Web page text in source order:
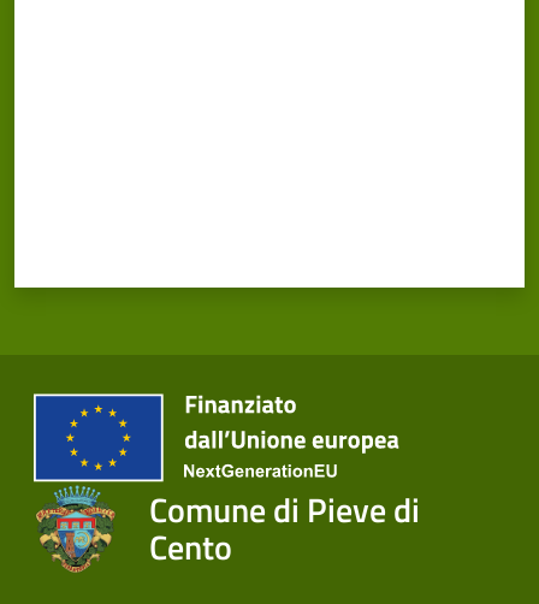
Comune di Pieve di
Cento